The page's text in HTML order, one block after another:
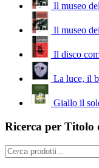
Il museo
Il museo
Il disco
La luce, il
Giallo il
Ricerca per Titolo
Cerca: